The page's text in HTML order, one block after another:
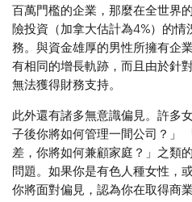
百萬門檻的企業，那麼在全世界
險投資（加拿大估計為4%）的
務。與資金雄厚的男性所擁有企
有相同的增長軌跡，而且由於針
無法獲得財務支持。
此外還有諸多無意識偏見。許多
子後你將如何管理一間公司？」
差，你將如何兼顧家庭？」之類
問題。如果你是有色人種女性，
你將面對偏見，認為你在取得商